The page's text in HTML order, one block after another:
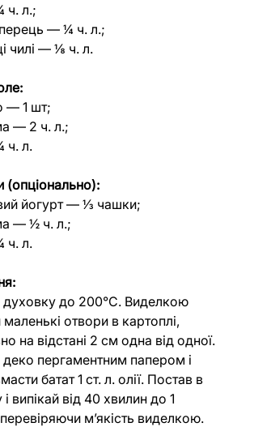
ч. л.;
— ¼ ч. л.;
чилі — ⅛ ч. л.
— 1 шт;
— 2 ч. л.;
ч. л.
(опціонально):
йогурт — ⅓ чашки;
— ½ ч. л.;
ч. л.
духовку до 200°C. Виделкою
отвори в картоплі,
на відстані 2 см одна від одної.
деко пергаментним папером і
батат 1 ст. л. олії. Постав в
випікай від 40 хвилин до 1
м’якість виделкою.